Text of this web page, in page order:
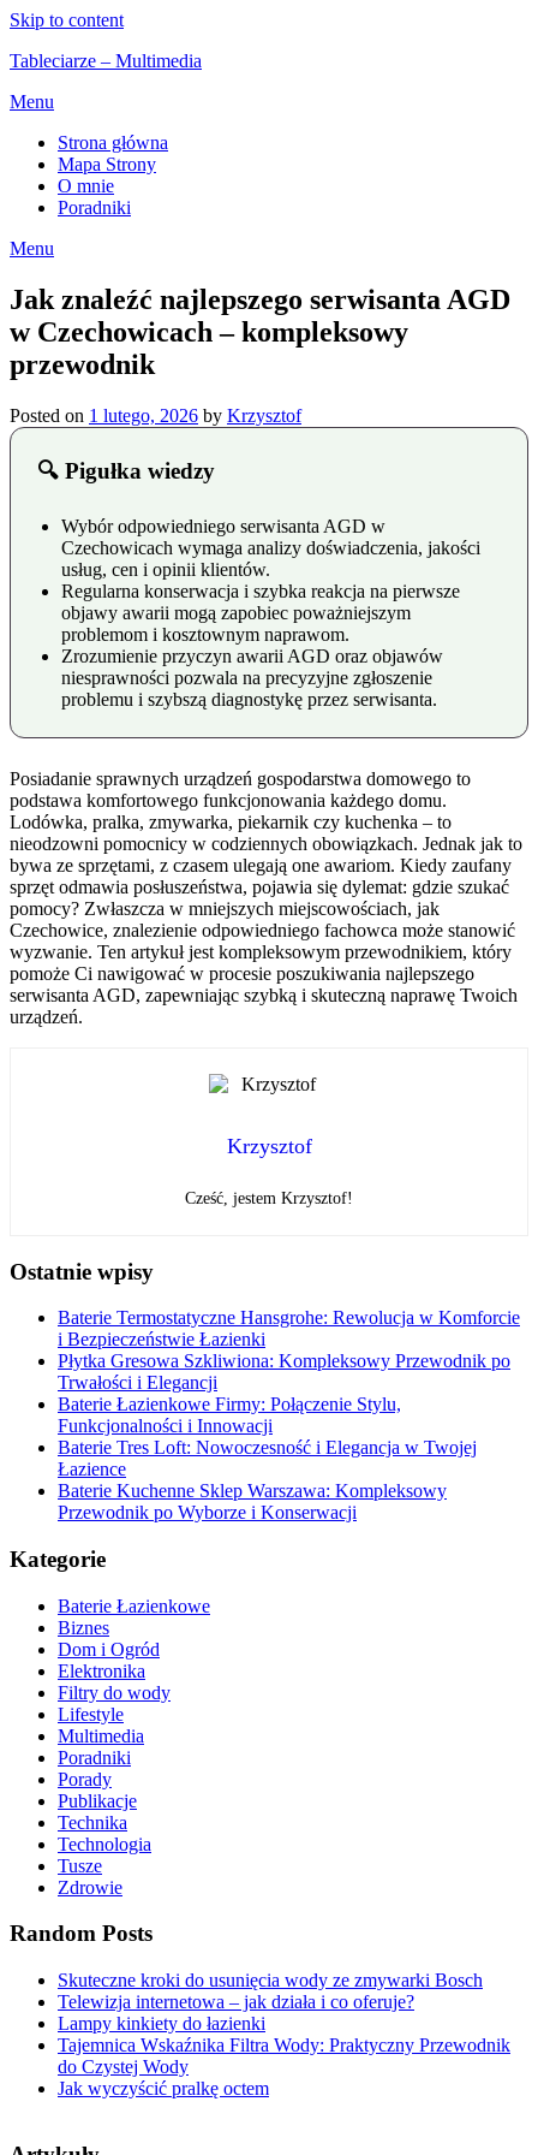
Skip to content
Tableciarze – Multimedia
Menu
Strona główna
Mapa Strony
O mnie
Poradniki
Menu
Jak znaleźć najlepszego serwisanta AGD
w Czechowicach – kompleksowy
przewodnik
Posted on 1 lutego, 2026 by Krzysztof
🔍 Pigułka wiedzy
Wybór odpowiedniego serwisanta AGD w
Czechowicach wymaga analizy doświadczenia, jakości
usług, cen i opinii klientów.
Regularna konserwacja i szybka reakcja na pierwsze
objawy awarii mogą zapobiec poważniejszym
problemom i kosztownym naprawom.
Zrozumienie przyczyn awarii AGD oraz objawów
niesprawności pozwala na precyzyjne zgłoszenie
problemu i szybszą diagnostykę przez serwisanta.
Posiadanie sprawnych urządzeń gospodarstwa domowego to
podstawa komfortowego funkcjonowania każdego domu.
Lodówka, pralka, zmywarka, piekarnik czy kuchenka – to
nieodzowni pomocnicy w codziennych obowiązkach. Jednak jak to
bywa ze sprzętami, z czasem ulegają one awariom. Kiedy zaufany
sprzęt odmawia posłuszeństwa, pojawia się dylemat: gdzie szukać
pomocy? Zwłaszcza w mniejszych miejscowościach, jak
Czechowice, znalezienie odpowiedniego fachowca może stanowić
wyzwanie. Ten artykuł jest kompleksowym przewodnikiem, który
pomoże Ci nawigować w procesie poszukiwania najlepszego
serwisanta AGD, zapewniając szybką i skuteczną naprawę Twoich
urządzeń.
Krzysztof
Cześć, jestem Krzysztof!
Ostatnie wpisy
Baterie Termostatyczne Hansgrohe: Rewolucja w Komforcie
i Bezpieczeństwie Łazienki
Płytka Gresowa Szkliwiona: Kompleksowy Przewodnik po
Trwałości i Elegancji
Baterie Łazienkowe Firmy: Połączenie Stylu,
Funkcjonalności i Innowacji
Baterie Tres Loft: Nowoczesność i Elegancja w Twojej
Łazience
Baterie Kuchenne Sklep Warszawa: Kompleksowy
Przewodnik po Wyborze i Konserwacji
Kategorie
Baterie Łazienkowe
Biznes
Dom i Ogród
Elektronika
Filtry do wody
Lifestyle
Multimedia
Poradniki
Porady
Publikacje
Technika
Technologia
Tusze
Zdrowie
Random Posts
Skuteczne kroki do usunięcia wody ze zmywarki Bosch
Telewizja internetowa – jak działa i co oferuje?
Lampy kinkiety do łazienki
Tajemnica Wskaźnika Filtra Wody: Praktyczny Przewodnik
do Czystej Wody
Jak wyczyścić pralkę octem